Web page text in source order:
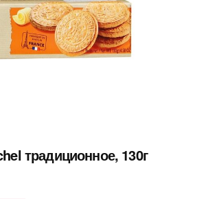
традиционное, 130г